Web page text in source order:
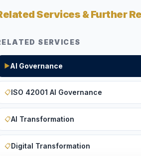
Services & Further
SERVICES
▶AI Governance
📋ISO 42001 AI Governance
📋AI Transformation
📋Digital Transformation